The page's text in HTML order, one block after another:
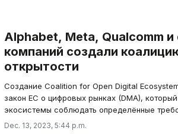
Alphabet, Meta, Qualcomm
компаний создали
открытости
Создание Coalition for Open Digital
закон ЕС о цифровых рынках (DMA),
экосистемы соблюдать определённые
Dec. 13, 2023, 5:44 p.m.